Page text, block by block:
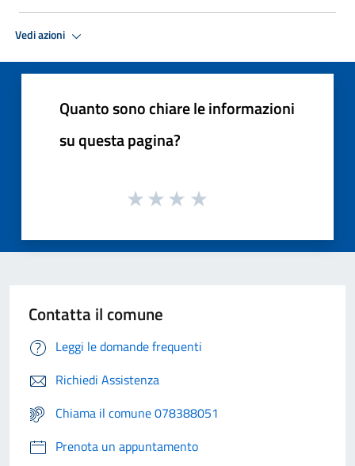
Vedi azioni
Quanto sono chiare le informazioni
su questa pagina?
Contatta il comune
Leggi le domande frequenti
Richiedi Assistenza
Chiama il comune 078388051
Prenota un appuntamento